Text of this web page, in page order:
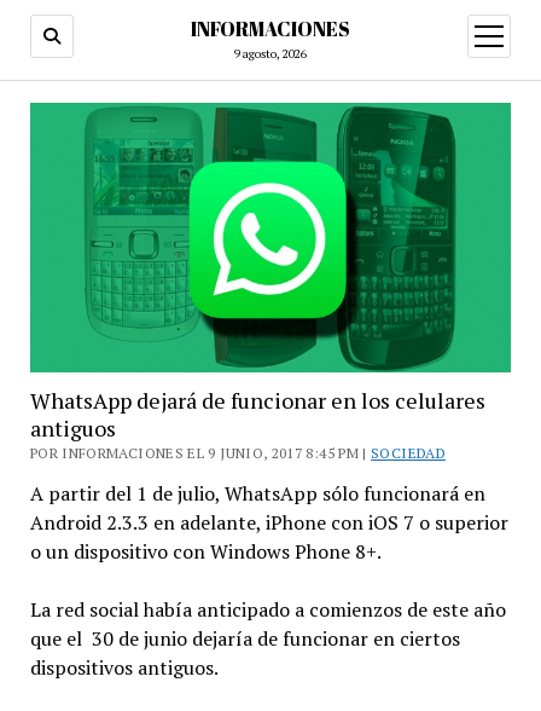
INFORMACIONES
9 agosto, 2026
abrir
menú
WhatsApp dejará de funcionar en los celulares
antiguos
POR INFORMACIONES EL 9 JUNIO, 2017 8:45 PM | SOCIEDAD
A partir del 1 de julio, WhatsApp sólo funcionará en
Android 2.3.3 en adelante, iPhone con iOS 7 o superior
o un dispositivo con Windows Phone 8+.
La red social había anticipado a comienzos de este año
que el 30 de junio dejaría de funcionar en ciertos
dispositivos antiguos.